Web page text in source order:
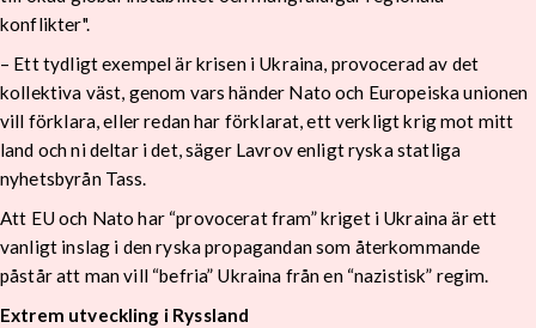
konflikter".
– Ett tydligt exempel är krisen i Ukraina, provocerad av det
kollektiva väst, genom vars händer Nato och Europeiska unionen
vill förklara, eller redan har förklarat, ett verkligt krig mot mitt
land och ni deltar i det, säger Lavrov enligt ryska statliga
nyhetsbyrån Tass.
Att EU och Nato har “provocerat fram” kriget i Ukraina är ett
vanligt inslag i den ryska propagandan som återkommande
påstår att man vill “befria” Ukraina från en “nazistisk” regim.
Extrem utveckling i Ryssland